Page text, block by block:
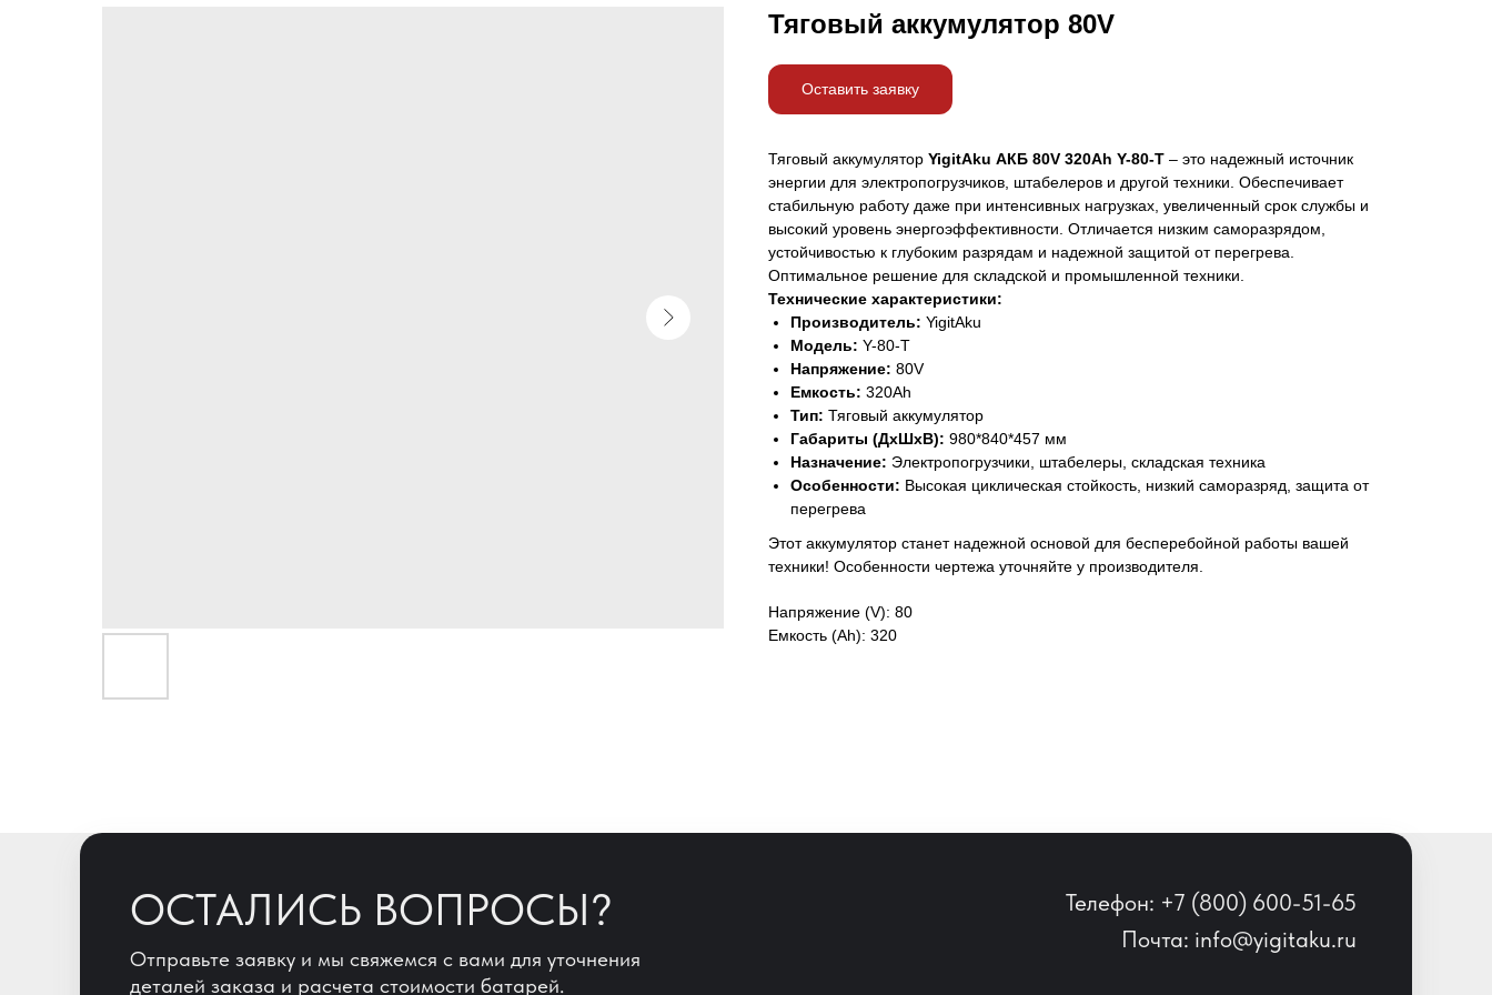
Тяговый аккумулятор 80V
Оставить заявку
Тяговый аккумулятор YigitAku АКБ 80V 320Ah Y-80-T – это надежный источник
энергии для электропогрузчиков, штабелеров и другой техники. Обеспечивает
стабильную работу даже при интенсивных нагрузках, увеличенный срок службы и
высокий уровень энергоэффективности. Отличается низким саморазрядом,
устойчивостью к глубоким разрядам и надежной защитой от перегрева.
Оптимальное решение для складской и промышленной техники.
Технические характеристики:
Производитель: YigitAku
Модель: Y-80-T
Напряжение: 80V
Емкость: 320Ah
Тип: Тяговый аккумулятор
Габариты (ДхШхВ): 980*840*457 мм
Назначение: Электропогрузчики, штабелеры, складская техника
Особенности: Высокая циклическая стойкость, низкий саморазряд, защита от
перегрева
Этот аккумулятор станет надежной основой для бесперебойной работы вашей
техники! Особенности чертежа уточняйте у производителя.
Напряжение (V): 80
Емкость (Ah): 320
ОСТАЛИСЬ ВОПРОСЫ?
Отправьте заявку и мы свяжемся с вами для уточнения
деталей заказа и расчета стоимости батарей.
Телефон: +7 (800) 600-51-65
Почта: info@yigitaku.ru